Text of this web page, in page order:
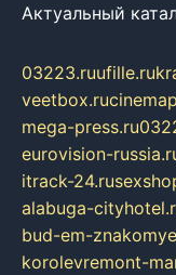
Актуальный
03223.ruufille.ru
veetbox.ru
mega-press.ru
eurovision-
itrack-24.ru
alabuga-
bud-em-
korolevremont-